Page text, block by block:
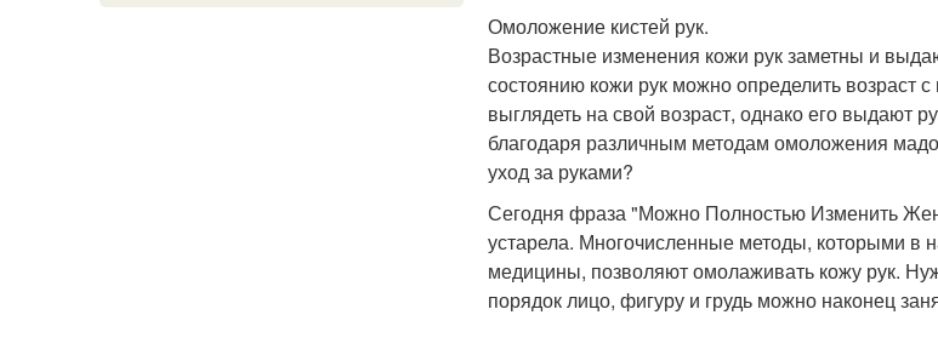
Омоложение кистей рук.
Возрастные изменения кожи рук заметны и
состоянию кожи рук можно определить возраст
выглядеть на свой возраст, однако его выдают
благодаря различным методам омоложения
уход за руками?
Сегодня фраза "Можно Полностью Изменить
устарела. Многочисленные методы, которыми в
медицины, позволяют омолаживать кожу рук.
порядок лицо, фигуру и грудь можно наконец